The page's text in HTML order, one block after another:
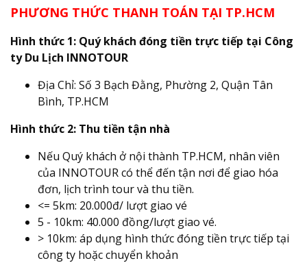
PHƯƠNG THỨC THANH TOÁN TẠI TP.HCM
Hình thức 1: Quý khách đóng tiền trực tiếp tại Công
ty Du Lịch INNOTOUR
Địa Chỉ: Số 3 Bạch Đằng, Phường 2, Quận Tân
Bình, TP.HCM
Hình thức 2: Thu tiền tận nhà
Nếu Quý khách ở nội thành TP.HCM, nhân viên
của INNOTOUR có thể đến tận nơi để giao hóa
đơn, lịch trình tour và thu tiền.
<= 5km: 20.000đ/ lượt giao vé
5 - 10km: 40.000 đồng/lượt giao vé.
> 10km: áp dụng hình thức đóng tiền trực tiếp tại
công ty hoặc chuyển khoản